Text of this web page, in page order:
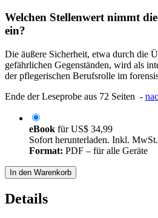
Welchen Stellenwert nimmt
ein?
Die äußere Sicherheit, etwa durch die
gefährlichen Gegenständen, wird als
der pflegerischen Berufsrolle im
Ende der Leseprobe aus 72 Seiten -
eBook fürUS$ 34,99
Sofort herunterladen. Inkl. MwSt.
Format: PDF – für alle Geräte
In den Warenkorb
Details